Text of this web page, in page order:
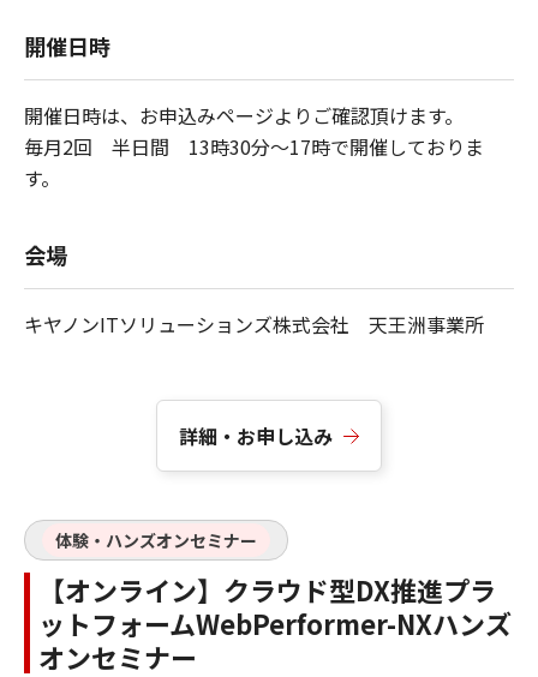
開催日時
開催日時は、お申込みページよりご確認頂けます。
毎月2回 半日間 13時30分～17時で開催しておりま
す。
会場
キヤノンITソリューションズ株式会社 天王洲事業所
詳細・お申し込み
体験・ハンズオンセミナー
【オンライン】クラウド型DX推進プラ
ットフォームWebPerformer-NXハンズ
オンセミナー